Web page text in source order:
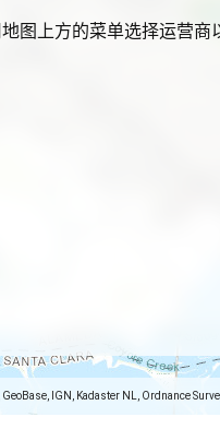
IGN, Kadaster NL, Ordnance
图上方的菜单选择运营商